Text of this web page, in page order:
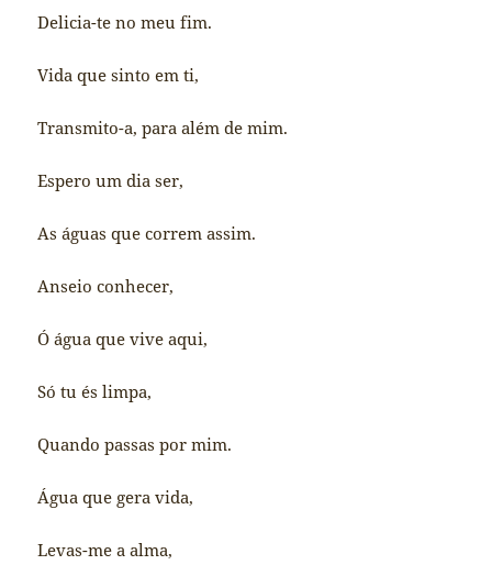
Delicia-te no meu fim.
Vida que sinto em ti,
Transmito-a, para além de mim.
Espero um dia ser,
As águas que correm assim.
Anseio conhecer,
Ó água que vive aqui,
Só tu és limpa,
Quando passas por mim.
Água que gera vida,
Levas-me a alma,